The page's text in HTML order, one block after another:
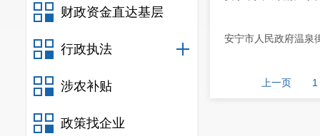
财政资金直达基层
行政执法
涉农补贴
政策找企业
安宁市人民政府温泉
上一页 1